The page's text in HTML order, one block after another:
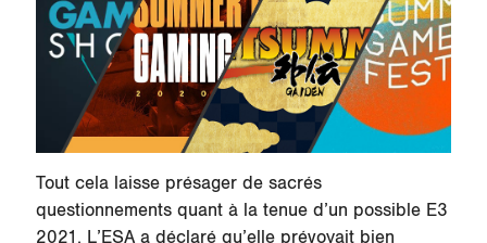
Tout cela laisse présager de sacrés
questionnements quant à la tenue d’un possible E3
2021. L’ESA a déclaré qu’elle prévoyait bien